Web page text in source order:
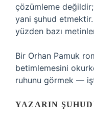
çözümleme değildir;
yani şuhud
yüzden bazı
Bir Orhan Pamuk
betimlemesini
ruhunu görmek —
YAZARIN